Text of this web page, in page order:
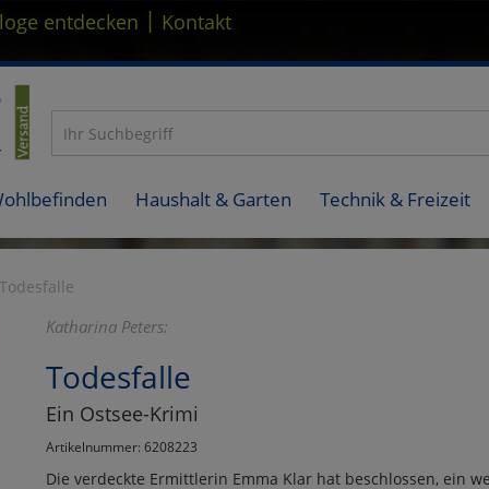
entdecken | Kontakt
Haushalt & Garten Technik & Freizeit
Todesfalle
Katharina Peters:
Todesfalle
Ein Ostsee-Krimi
Artikelnummer: 6208223
Die verdeckte Ermittlerin Emma Klar hat beschlossen, ein